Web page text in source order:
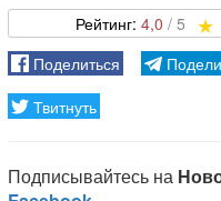
4,0